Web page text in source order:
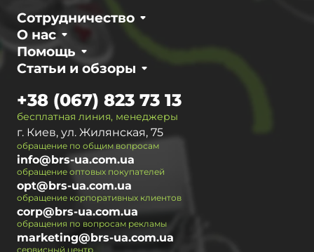
О нас
Сотрудничество
Статьи и обзоры
Помощь
бесплатная линия, менеджеры
+38 (067) 823 73 13
г. Киев, ул. Жилянская, 75
обращение по общим вопросам
info@brs-ua.com.ua
обращение оптовых покупателей
opt@brs-ua.com.ua
обращение корпоративных клиентов
corp@brs-ua.com.ua
обращения по вопросам рекламы
marketing@brs-ua.com.ua
сервисный центр